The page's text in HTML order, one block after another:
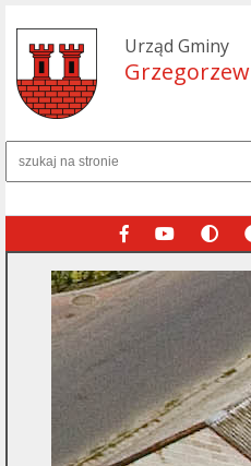
Urząd Gminy
Grzegorzew